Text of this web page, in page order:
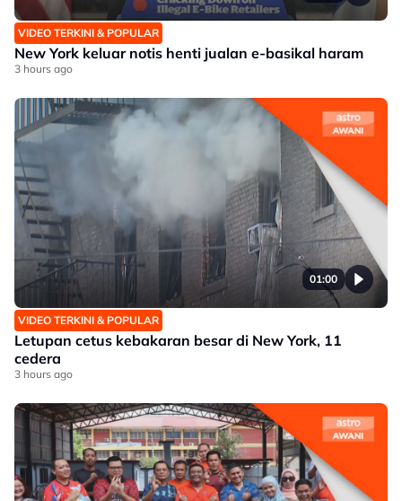
VIDEO TERKINI & POPULAR
New York keluar notis henti jualan e-basikal haram
3 hours ago
01:00
VIDEO TERKINI & POPULAR
Letupan cetus kebakaran besar di New York, 11
cedera
3 hours ago